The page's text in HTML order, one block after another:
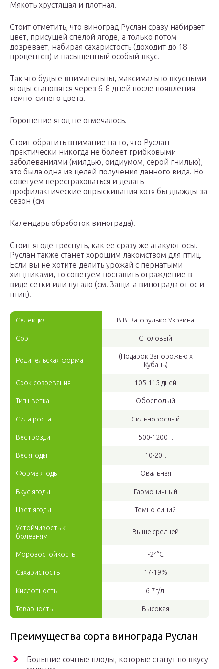
Мякоть хрустящая и плотная.
Стоит отметить, что виноград Руслан сразу набирает
цвет, присущей спелой ягоде, а только потом
дозревает, набирая сахаристость (доходит до 18
процентов) и насыщенный особый вкус.
Так что будьте внимательны, максимально вкусными
ягоды становятся через 6-8 дней после появления
темно-синего цвета.
Горошение ягод не отмечалось.
Стоит обратить внимание на то, что Руслан
практически никогда не болеет грибковыми
заболеваниями (милдью, оидиумом, серой гнилью),
это была одна из целей получения данного вида. Но
советуем перестраховаться и делать
профилактические опрыскивания хотя бы дважды за
сезон (см
Календарь обработок винограда).
Стоит ягоде треснуть, как ее сразу же атакуют осы.
Руслан также станет хорошим лакомством для птиц.
Если вы не хотите делить урожай с пернатыми
хищниками, то советуем поставить ограждение в
виде сетки или пугало (см. Защита винограда от ос и
птиц).
Селекция В.В. Загорулько Украина
Сорт Столовый
Родительская форма
(Подарок Запорожью х
Кубань)
Срок созревания 105-115 дней
Тип цветка Обоеполый
Сила роста Сильнорослый
Вес грозди 500-1200 г.
Вес ягоды 10-20г.
Форма ягоды Овальная
Вкус ягоды Гармоничный
Цвет ягоды Темно-синий
Устойчивость к
болезням
Выше средней
Морозостойкость -24°С
Сахаристость 17-19%
Кислотность 6-7г/л.
Товарность Высокая
Преимущества сорта винограда Руслан
Большие сочные плоды, которые станут по вкусу